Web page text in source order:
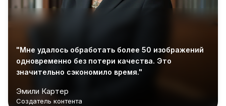
"Мне удалось обработать более 50 изображений
одновременно без потери качества. Это
значительно сэкономило время."
Эмили Картер
Создатель контента